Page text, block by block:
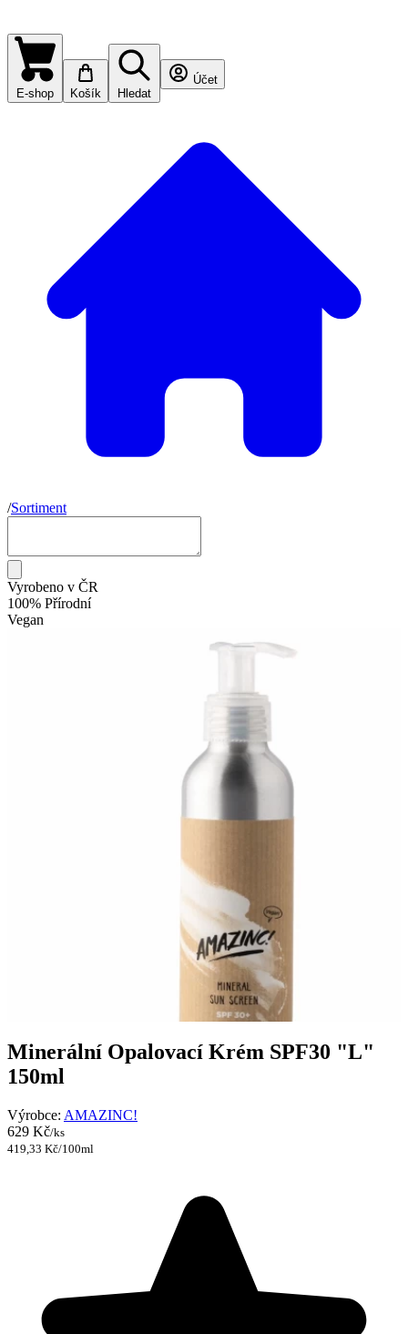
E-shop Košík Hledat
Účet
/Sortiment
Vyrobeno v ČR
100% Přírodní
Vegan
Minerální Opalovací Krém SPF30 "L"
150ml
Výrobce: AMAZINC!
629 Kč/ks
419,33 Kč/100ml